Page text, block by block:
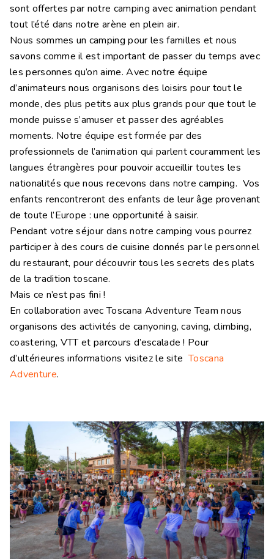
sont offertes par notre camping avec animation pendant
tout l’été dans notre arène en plein air.
Nous sommes un camping pour les familles et nous
savons comme il est important de passer du temps avec
les personnes qu’on aime. Avec notre équipe
d’animateurs nous organisons des loisirs pour tout le
monde, des plus petits aux plus grands pour que tout le
monde puisse s’amuser et passer des agréables
moments. Notre équipe est formée par des
professionnels de l’animation qui parlent couramment les
langues étrangères pour pouvoir accueillir toutes les
nationalités que nous recevons dans notre camping. Vos
enfants rencontreront des enfants de leur âge provenant
de toute l’Europe : une opportunité à saisir.
Pendant votre séjour dans notre camping vous pourrez
participer à des cours de cuisine donnés par le personnel
du restaurant, pour découvrir tous les secrets des plats
de la tradition toscane.
Mais ce n’est pas fini !
En collaboration avec Toscana Adventure Team nous
organisons des activités de canyoning, caving, climbing,
coastering, VTT et parcours d’escalade ! Pour
d’ultérieures informations visitez le siteToscana
Adventure.